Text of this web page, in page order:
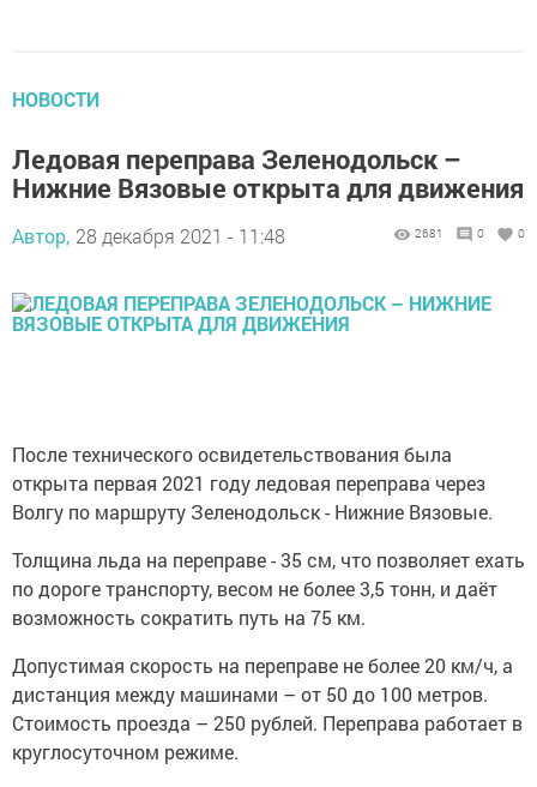
НОВОСТИ
Ледовая переправа Зеленодольск –
Нижние Вязовые открыта для движения
Автор, 28 декабря 2021 - 11:48 2681 0 0
После технического освидетельствования была
открыта первая 2021 году ледовая переправа через
Волгу по маршруту Зеленодольск - Нижние Вязовые.
Толщина льда на переправе - 35 см, что позволяет ехать
по дороге транспорту, весом не более 3,5 тонн, и даёт
возможность сократить путь на 75 км.
Допустимая скорость на переправе не более 20 км/ч, а
дистанция между машинами – от 50 до 100 метров.
Стоимость проезда – 250 рублей. Переправа работает в
круглосуточном режиме.